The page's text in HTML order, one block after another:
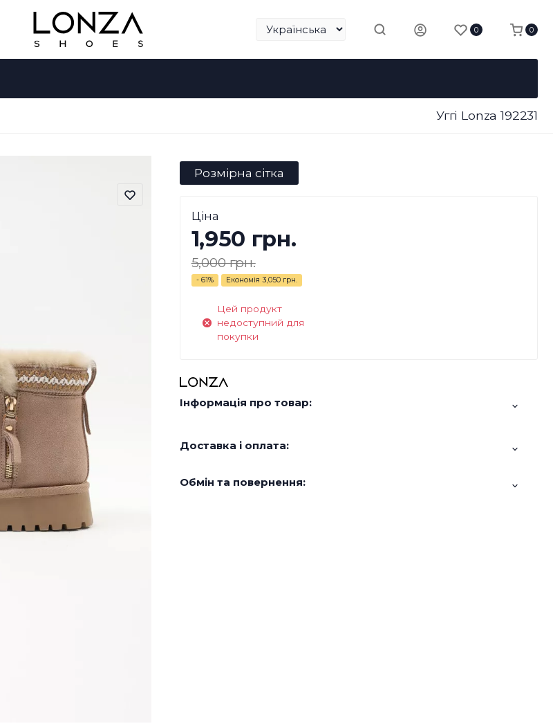
0 0
Уггі Lonza 192231
Розмірна сітка
Ціна
1,950 грн.
5,000 грн.
- 61% Економія 3,050 грн.
Цей продукт
недоступний для
покупки
Інформація про товар:
Доставка і оплата:
Обмін та повернення: